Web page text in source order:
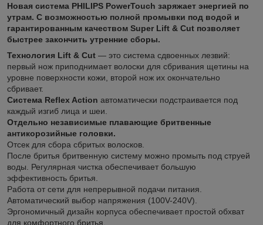
Новая система PHILIPS PowerTouch заряжает энергией по
утрам. С возможностью полной промывки под водой и
гарантированным качеством Super Lift & Cut позволяет
быстрее закончить утренние сборы.
Технология Lift & Cut — это система сдвоенных лезвий:
первый нож приподнимает волоски для сбривания щетины на
уровне поверхности кожи, второй нож их окончательно
сбривает.
Система Reflex Action автоматически подстраивается под
каждый изгиб лица и шеи.
Отдельно независимые плавающие бритвенные
антикорозийные головки.
Отсек для сбора сбритых волосков.
После бритья бритвенную систему можно промыть под струей
воды. Регулярная чистка обеспечивает большую
эффективность бритья.
Работа от сети для непрерывной подачи питания.
Автоматический выбор напряжения (100V-240V).
Эргономичный дизайн корпуса обеспечивает простой обхват
для комфортного бритья.